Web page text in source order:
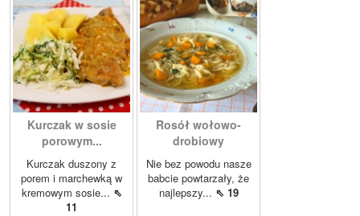
Kurczak w sosie
porowym...
Kurczak duszony z
porem i marchewką w
kremowym sosie... ⇖
11
Rosół wołowo-
drobiowy
Nie bez powodu nasze
babcie powtarzały, że
najlepszy... ⇖ 19